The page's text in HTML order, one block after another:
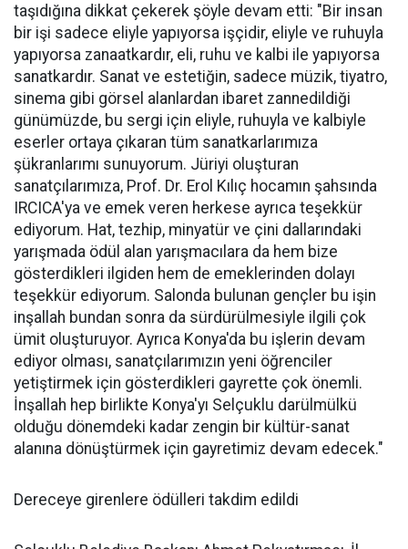
taşıdığına dikkat çekerek şöyle devam etti: "Bir insan
bir işi sadece eliyle yapıyorsa işçidir, eliyle ve ruhuyla
yapıyorsa zanaatkardır, eli, ruhu ve kalbi ile yapıyorsa
sanatkardır. Sanat ve estetiğin, sadece müzik, tiyatro,
sinema gibi görsel alanlardan ibaret zannedildiği
günümüzde, bu sergi için eliyle, ruhuyla ve kalbiyle
eserler ortaya çıkaran tüm sanatkarlarımıza
şükranlarımı sunuyorum. Jüriyi oluşturan
sanatçılarımıza, Prof. Dr. Erol Kılıç hocamın şahsında
IRCICA'ya ve emek veren herkese ayrıca teşekkür
ediyorum. Hat, tezhip, minyatür ve çini dallarındaki
yarışmada ödül alan yarışmacılara da hem bize
gösterdikleri ilgiden hem de emeklerinden dolayı
teşekkür ediyorum. Salonda bulunan gençler bu işin
inşallah bundan sonra da sürdürülmesiyle ilgili çok
ümit oluşturuyor. Ayrıca Konya'da bu işlerin devam
ediyor olması, sanatçılarımızın yeni öğrenciler
yetiştirmek için gösterdikleri gayrette çok önemli.
İnşallah hep birlikte Konya'yı Selçuklu darülmülkü
olduğu dönemdeki kadar zengin bir kültür-sanat
alanına dönüştürmek için gayretimiz devam edecek."
Dereceye girenlere ödülleri takdim edildi